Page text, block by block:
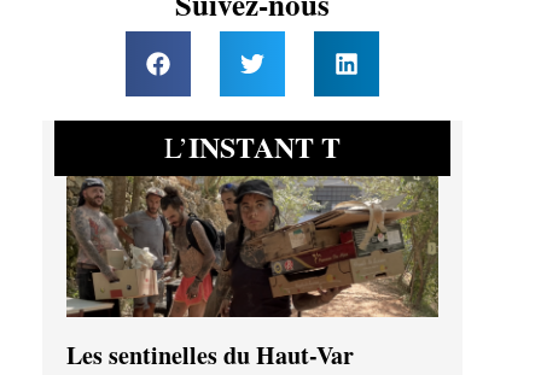
L’INSTANT T
Les sentinelles du Haut-Var